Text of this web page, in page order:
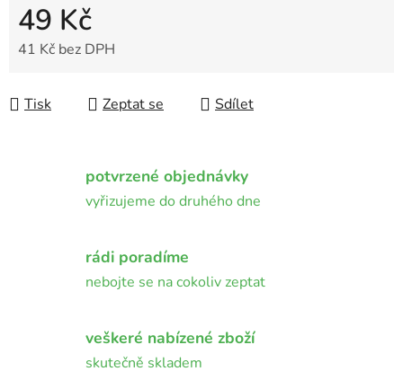
49 Kč
41 Kč bez DPH
Tisk
Zeptat se Sdílet
potvrzené objednávky
vyřizujeme do druhého dne
rádi poradíme
nebojte se na cokoliv zeptat
veškeré nabízené zboží
skutečně skladem